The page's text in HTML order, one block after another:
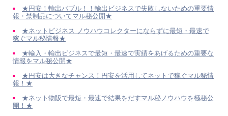
★円安！輸出バブル！！輸出ビジネスで失敗しないための重要情
報・禁制品についてマル秘公開★
★ネットビジネス ノウハウコレクターにならずに最短・最速で
稼ぐマル秘情報★
★輸入・輸出ビジネスで最短・最速で実績をあげるための重要な
情報をマル秘公開★
★円安は大きなチャンス！円安を活用してネットで稼ぐマル秘情
報！★
★ネット物販で最短・最速で結果をだすマル秘ノウハウを極秘公
開！★